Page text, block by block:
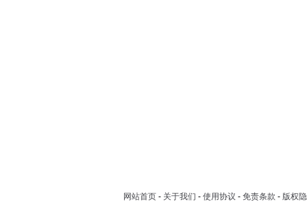
网站首页 - 关于我们 - 使用协议 - 免责条款 - 版权